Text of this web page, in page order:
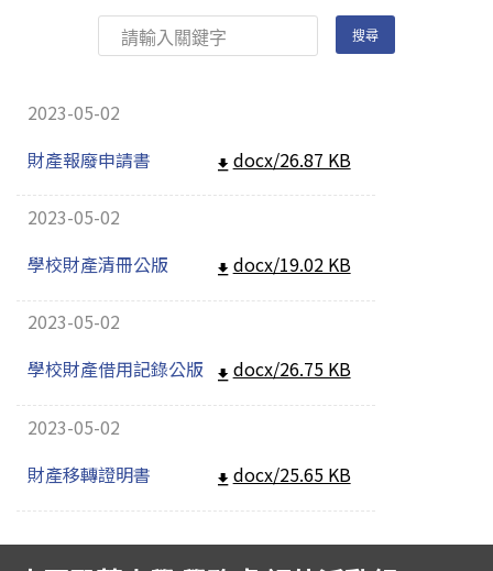
2023-05-02
財產報廢申請書
docx/26.87 KB
2023-05-02
學校財產清冊公版
docx/19.02 KB
2023-05-02
學校財產借用記錄公版
docx/26.75 KB
2023-05-02
財產移轉證明書
docx/25.65 KB